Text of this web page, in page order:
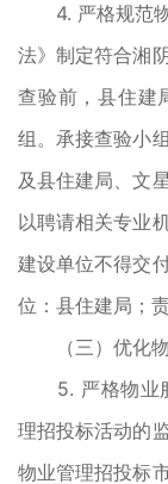
4. 严格规范物
法》制定符合湘
查验前，县住建
组。承接查验小
及县住建局、文
以聘请相关专业
建设单位不得交
位：县住建局；
（三）优化物
5. 严格物业服
理招投标活动的
物业管理招投标